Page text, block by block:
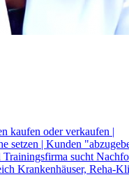
kaufen oder verkaufen |
setzen | Kunden
sucht
Krankenhäuser, Reha-